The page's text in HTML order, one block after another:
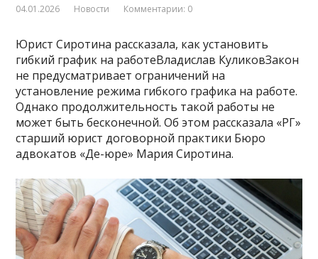
04.01.2026 Новости Комментарии: 0
Юрист Сиротина рассказала, как установить
гибкий график на работеВладислав КуликовЗакон
не предусматривает ограничений на
установление режима гибкого графика на работе.
Однако продолжительность такой работы не
может быть бесконечной. Об этом рассказала «РГ»
старший юрист договорной практики Бюро
адвокатов «Де-юре» Мария Сиротина.